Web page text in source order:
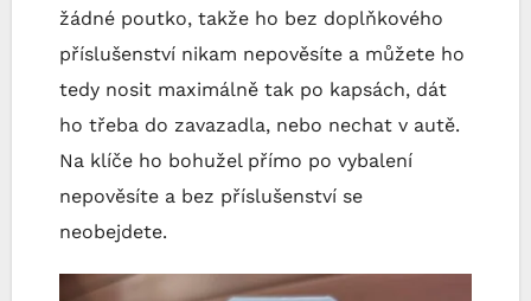
žádné poutko, takže ho bez doplňkového
příslušenství nikam nepověsíte a můžete ho
tedy nosit maximálně tak po kapsách, dát
ho třeba do zavazadla, nebo nechat v autě.
Na klíče ho bohužel přímo po vybalení
nepověsíte a bez příslušenství se
neobejdete.